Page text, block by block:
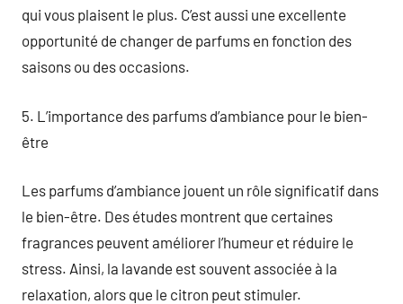
qui vous plaisent le plus. C’est aussi une excellente
opportunité de changer de parfums en fonction des
saisons ou des occasions.
5. L’importance des parfums d’ambiance pour le bien-
être
Les parfums d’ambiance jouent un rôle significatif dans
le bien-être. Des études montrent que certaines
fragrances peuvent améliorer l’humeur et réduire le
stress. Ainsi, la lavande est souvent associée à la
relaxation, alors que le citron peut stimuler.